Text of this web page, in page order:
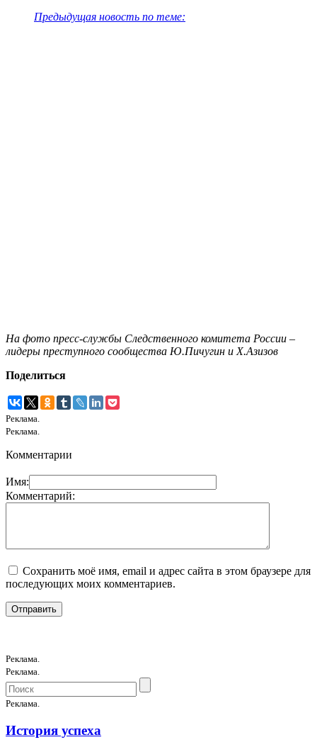
Предыдущая новость по теме:
На фото пресс-службы Следственного комитета России –
лидеры преступного сообщества Ю.Пичугин и Х.Азизов
Поделиться
Реклама.
Реклама.
Комментарии
Имя:
Комментарий:
Сохранить моё имя, email и адрес сайта в этом браузере для
последующих моих комментариев.
Реклама.
Реклама.
Реклама.
История успеха